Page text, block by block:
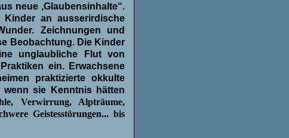
neue ,Glaubensinhalte“.
Kinder an ausserirdische
Zeichnungen und
Beobachtung. Die Kinder
unglaubliche Flut von
ein. Erwachsene
praktizierte okkulte
wenn sie Kenntnis hätten
Verwirrung, Alpträume,
Geistesstörungen... bis